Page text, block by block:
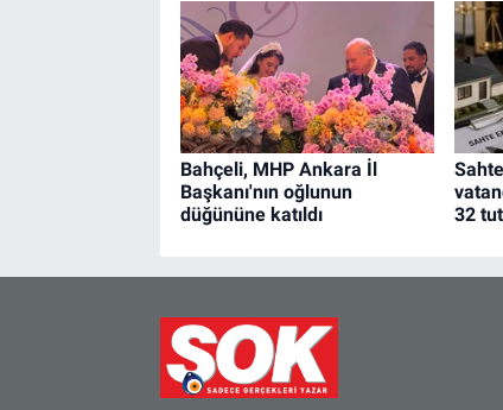
Bahçeli, MHP Ankara İl
Başkanı'nın oğlunun
düğününe katıldı
32